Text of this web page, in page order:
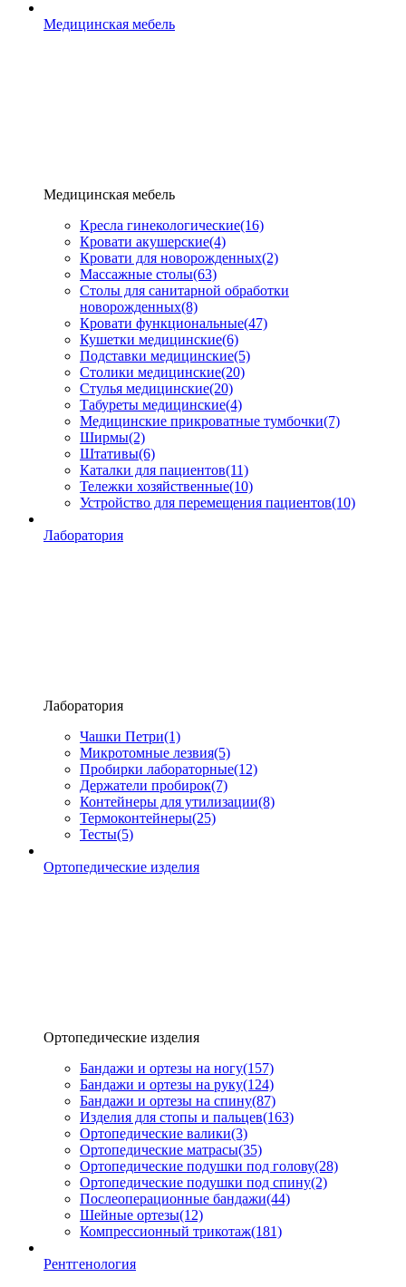
Медицинская мебель
Медицинская мебель
Кресла гинекологические(16)
Кровати акушерские(4)
Кровати для новорожденных(2)
Массажные столы(63)
Столы для санитарной обработки
новорожденных(8)
Кровати функциональные(47)
Кушетки медицинские(6)
Подставки медицинские(5)
Столики медицинские(20)
Стулья медицинские(20)
Табуреты медицинские(4)
Медицинские прикроватные тумбочки(7)
Ширмы(2)
Штативы(6)
Каталки для пациентов(11)
Тележки хозяйственные(10)
Устройство для перемещения пациентов(10)
Лаборатория
Лаборатория
Чашки Петри(1)
Микротомные лезвия(5)
Пробирки лабораторные(12)
Держатели пробирок(7)
Контейнеры для утилизации(8)
Термоконтейнеры(25)
Тесты(5)
Ортопедические изделия
Ортопедические изделия
Бандажи и ортезы на ногу(157)
Бандажи и ортезы на руку(124)
Бандажи и ортезы на спину(87)
Изделия для стопы и пальцев(163)
Ортопедические валики(3)
Ортопедические матрасы(35)
Ортопедические подушки под голову(28)
Ортопедические подушки под спину(2)
Послеоперационные бандажи(44)
Шейные ортезы(12)
Компрессионный трикотаж(181)
Рентгенология